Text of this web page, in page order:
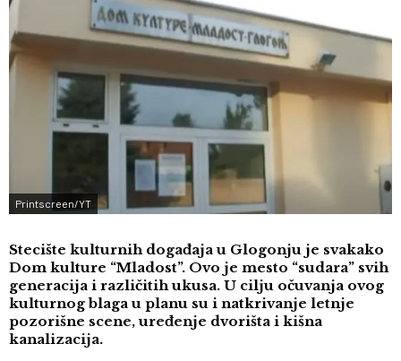
Printscreen/YT
Stecište kulturnih događaja u Glogonju je svakako
Dom kulture “Mladost”. Ovo je mesto “sudara” svih
generacija i različitih ukusa. U cilju očuvanja ovog
kulturnog blaga u planu su i natkrivanje letnje
pozorišne scene, uređenje dvorišta i kišna
kanalizacija.